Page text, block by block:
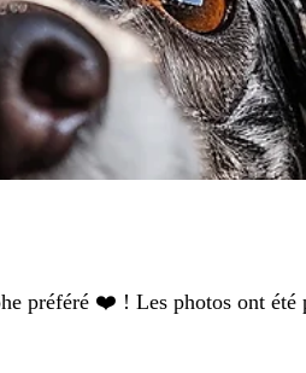
préféré ❤️ ! Les photos ont été